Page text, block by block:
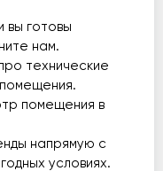
вы готовы
нам.
технические
помещения в
напрямую с
условиях.